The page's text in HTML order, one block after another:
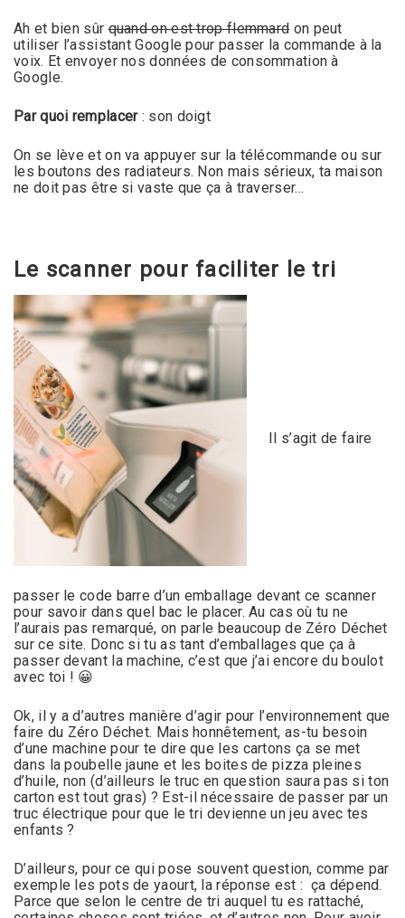
Ah et bien sûrquand on est trop flemmardon peut
utiliser l’assistant Google pour passer la commande à la
voix. Et envoyer nos données de consommation à
Google.
Par quoi remplacer: son doigt
On se lève et on va appuyer sur la télécommande ou sur
les boutons des radiateurs. Non mais sérieux, ta maison
ne doit pas être si vaste que ça à traverser…
Le scanner pour faciliter le tri
Il s’agit de faire
passer le code barre d’un emballage devant ce scanner
pour savoir dans quel bac le placer. Au cas où tu ne
l’aurais pas remarqué, on parle beaucoup de Zéro Déchet
sur ce site. Donc si tu as tant d’emballages que ça à
passer devant la machine, c’est que j’ai encore du boulot
avec toi ! 😀
Ok, il y a d’autres manière d’agir pour l’environnement que
faire du Zéro Déchet. Mais honnêtement, as-tu besoin
d’une machine pour te dire que les cartons ça se met
dans la poubelle jaune et les boites de pizza pleines
d’huile, non (d’ailleurs le truc en question saura pas si ton
carton est tout gras) ? Est-il nécessaire de passer par un
truc électrique pour que le tri devienne un jeu avec tes
enfants ?
D’ailleurs, pour ce qui pose souvent question, comme par
exemple les pots de yaourt, la réponse est : ça dépend.
Parce que selon le centre de tri auquel tu es rattaché,